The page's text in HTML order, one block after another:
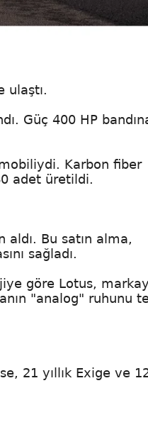
ulaştı.
Güç 400 HP
Karbon fiber
adet üretildi.
Bu satın alma,
sağladı.
göre Lotus,
"analog" ruhunu
21 yıllık Exige ve